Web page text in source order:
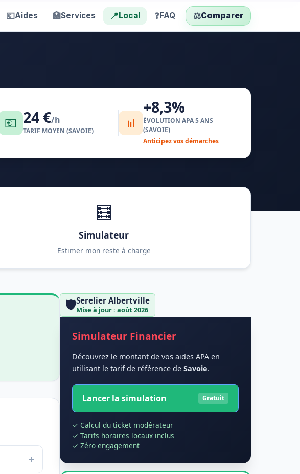
💶Aides 🏥Services 📍Local ❓FAQ ⚖️Comparer
💶 24 €/h
TARIF MOYEN (SAVOIE) 📊
+8,3%
ÉVOLUTION APA 5 ANS
(SAVOIE)
Anticipez vos démarches
🧮
Simulateur
Estimer mon reste à charge
🛡️Serelier Albertville
Mise à jour : août 2026
Simulateur Financier
Découvrez le montant de vos aides APA en
utilisant le tarif de référence de Savoie.
Lancer la simulation Gratuit
✓ Calcul du ticket modérateur
✓ Tarifs horaires locaux inclus
✓ Zéro engagement